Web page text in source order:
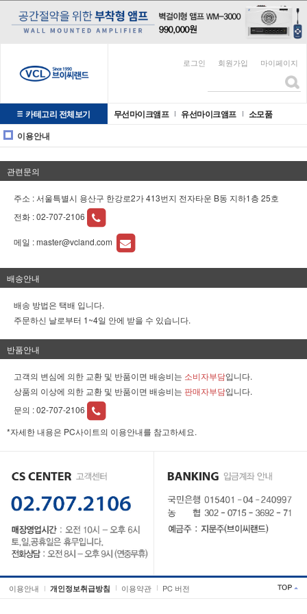
로그인 회원가입 마이페이지
카테고리 전체보기 무선마이크앰프 유선마이크앰프
소모품
이용안내
관련문의
주소 : 서울특별시 용산구 한강로2가 413번지 전자타운 B동 지하1층 25호
전화 :02-707-2106
메일 :master@vcland.com
배송안내
배송 방법은 택배 입니다.
주문하신 날로부터 1~4일 안에 받을 수 있습니다.
반품안내
고객의 변심에 의한 교환 및 반품이면 배송비는 소비자부담입니다.
상품의 이상에 의한 교환 및 반품이면 배송비는 판매자부담입니다.
문의 :02-707-2106
*자세한 내용은 PC사이트의 이용안내를 참고하세요.
이용안내 개인정보취급방침 이용약관 PC 버전